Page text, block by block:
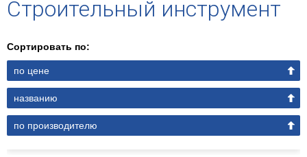
Строительный инструмент
Сортировать по:
по цене
названию
по производителю